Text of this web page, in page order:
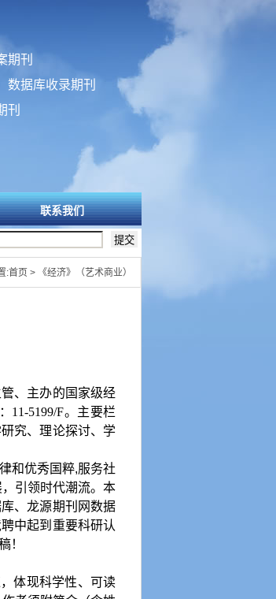
期刊
数据库收录期刊
刊
联系我们
:首页 > 《经济》（艺术商业）
、主办的国家级经
11-5199/F。主要栏
究、理论探讨、学
和优秀国粹,服务社
引领时代潮流。本
、龙源期刊网数据
中起到重要科研认
！
体现科学性、可读